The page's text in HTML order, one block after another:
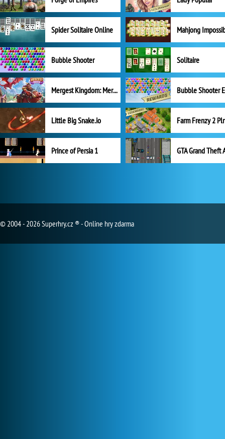
Spider Solitaire Online Mahjong
Bubble Shooter Solitaire
Mergest Kingdom: Merge Puzzle
Little Big Snake.io
Prince of Persia 1 GTA Grand Theft
© 2004 - 2026 Superhry.cz ® - Online hry zdarma